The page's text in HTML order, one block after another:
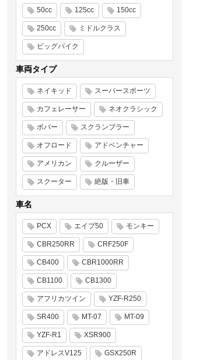
50cc 125cc 150cc
250cc ミドルクラス
ビッグバイク
車両タイプ
ネイキッド スーパースポーツ
カフェレーサー ネオクラシック
ボバー スクランブラー
オフロード アドベンチャー
アメリカン クルーザー
スクーター 絶版・旧車
車名
PCX エイプ50 モンキー
CBR250RR CRF250F
CB400 CBR1000RR
CB1100 CB1300
アフリカツイン YZF-R250
SR400 MT-07 MT-09
YZF-R1 XSR900
アドレスV125 GSX250R